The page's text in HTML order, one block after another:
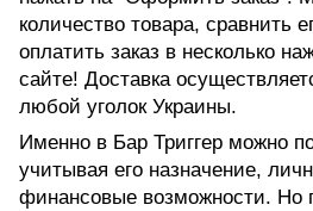
количество товара, сравнить
оплатить заказ в несколько
сайте! Доставка
любой уголок Украины.
Именно в Бар Триггер можно
учитывая его назначение,
финансовые возможности. Но